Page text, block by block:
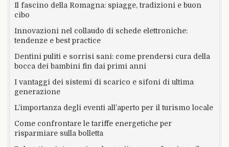
Il fascino della Romagna: spiagge, tradizioni e buon
cibo
Innovazioni nel collaudo di schede elettroniche:
tendenze e best practice
Dentini puliti e sorrisi sani: come prendersi cura della
bocca dei bambini fin dai primi anni
I vantaggi dei sistemi di scarico e sifoni di ultima
generazione
L’importanza degli eventi all’aperto per il turismo locale
Come confrontare le tariffe energetiche per
risparmiare sulla bolletta